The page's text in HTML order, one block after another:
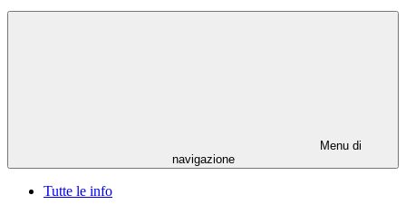
Menu di
navigazione
Tutte le info